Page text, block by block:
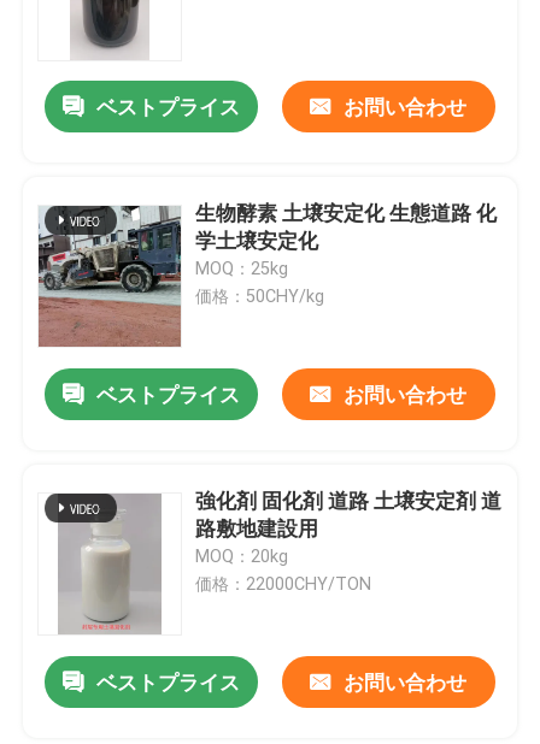
ベストプライス お問い合わせ
生物酵素 土壌安定化 生態道路 化
学土壌安定化
MOQ：25kg
価格：50CHY/kg
ベストプライス お問い合わせ
強化剤 固化剤 道路 土壌安定剤 道
路敷地建設用
MOQ：20kg
価格：22000CHY/TON
ベストプライス お問い合わせ